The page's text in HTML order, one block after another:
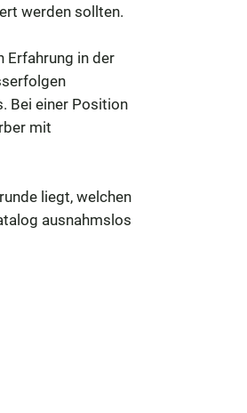
werden sollten.
Erfahrung in der
Bei einer Position
mit
liegt, welchen
ausnahmslos